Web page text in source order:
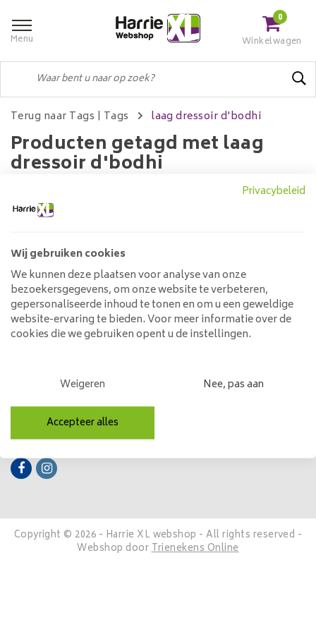
Menu
0
Winkelwagen
Terug naar Tags | Tags laag dressoir d'bodhi
Producten getagd met laag
dressoir d'bodhi
Geen producten gevonden!...
Klantenservice
Mijn account
Categorieën
Contactgegevens
Volg ons
Copyright © 2026 - Harrie XL webshop - All rights reserved -
Webshop doorTrienekens Online
Privacybeleid
Wij gebruiken cookies
We kunnen deze plaatsen voor analyse van onze
bezoekersgegevens, om onze website te verbeteren,
gepersonaliseerde inhoud te tonen en om u een geweldige
website-ervaring te bieden. Voor meer informatie over de
cookies die we gebruiken opent u de instellingen.
Weigeren Nee, pas aan
Accepteer alles